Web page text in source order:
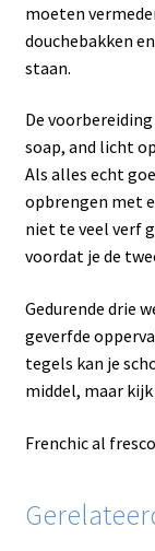
moeten
douchebakken
staan.
De
soap, and licht
Als alles echt
opbrengen met
niet te veel verf
voordat je de
Gedurende drie
geverfde
tegels kan je
middel, maar
Frenchic al